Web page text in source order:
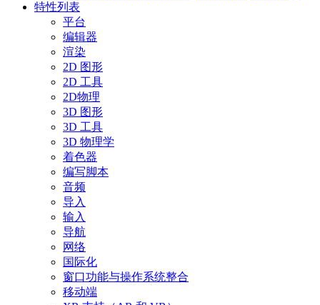
特性列表
平台
编辑器
渲染
2D 图形
2D 工具
2D物理
3D 图形
3D 工具
3D 物理学
着色器
编写脚本
音频
导入
输入
导航
网络
国际化
窗口功能与操作系统整合
移动端